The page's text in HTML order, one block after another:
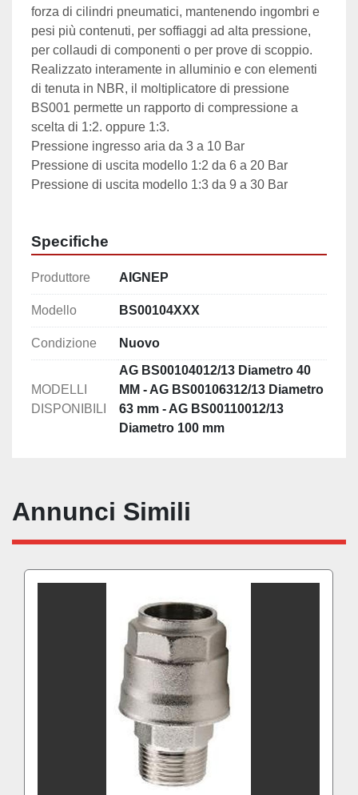
forza di cilindri pneumatici, mantenendo ingombri e
pesi più contenuti, per soffiaggi ad alta pressione,
per collaudi di componenti o per prove di scoppio.
Realizzato interamente in alluminio e con elementi
di tenuta in NBR, il moltiplicatore di pressione
BS001 permette un rapporto di compressione a
scelta di 1:2. oppure 1:3.
Pressione ingresso aria da 3 a 10 Bar
Pressione di uscita modello 1:2 da 6 a 20 Bar
Pressione di uscita modello 1:3 da 9 a 30 Bar
Specifiche
Produttore AIGNEP
Modello BS00104XXX
Condizione Nuovo
MODELLI
DISPONIBILI
AG BS00104012/13 Diametro 40
MM - AG BS00106312/13 Diametro
63 mm - AG BS00110012/13
Diametro 100 mm
Annunci Simili